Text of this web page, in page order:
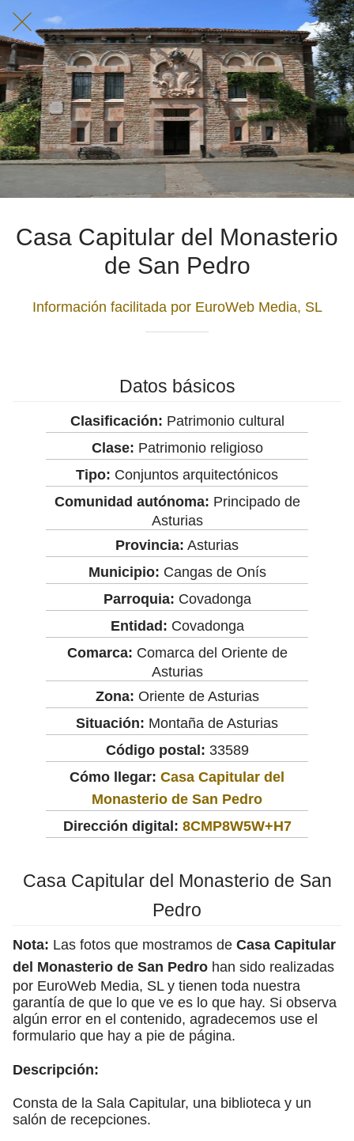
Casa Capitular del Monasterio
de San Pedro
Información facilitada por EuroWeb Media, SL
Datos básicos
Clasificación: Patrimonio cultural
Clase: Patrimonio religioso
Tipo: Conjuntos arquitectónicos
Comunidad autónoma: Principado de
Asturias
Provincia: Asturias
Municipio: Cangas de Onís
Parroquia: Covadonga
Entidad: Covadonga
Comarca: Comarca del Oriente de
Asturias
Zona: Oriente de Asturias
Situación: Montaña de Asturias
Código postal: 33589
Cómo llegar: Casa Capitular del
Monasterio de San Pedro
Dirección digital: 8CMP8W5W+H7
Casa Capitular del Monasterio de San
Pedro
Nota: Las fotos que mostramos de Casa Capitular
del Monasterio de San Pedro han sido realizadas
por EuroWeb Media, SL y tienen toda nuestra
garantía de que lo que ve es lo que hay. Si observa
algún error en el contenido, agradecemos use el
formulario que hay a pie de página.
Descripción:
Consta de la Sala Capitular, una biblioteca y un
salón de recepciones.